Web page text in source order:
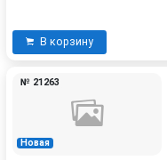
В корзину
Новая
№ 21263